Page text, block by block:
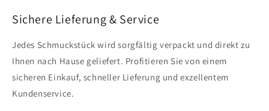
Sichere Lieferung & Service
Jedes Schmuckstück wird sorgfältig verpackt und direkt zu
Ihnen nach Hause geliefert. Profitieren Sie von einem
sicheren Einkauf, schneller Lieferung und exzellentem
Kundenservice.